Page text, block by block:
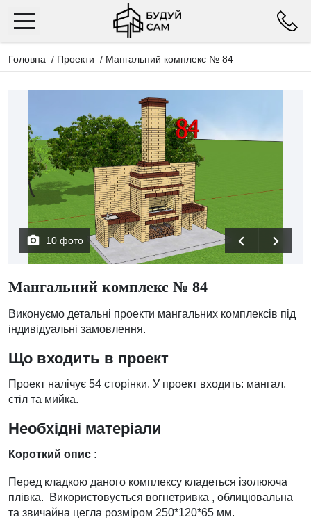
Головна / Проекти / Мангальний комплекс № 84
10 фото
Мангальний комплекс № 84
Виконуємо детальні проекти мангальних комплексів під
індивідуальні замовлення.
Що входить в проект
Проект налічує 54 сторінки. У проект входить: мангал,
стіл та мийка.
Необхідні матеріали
Короткий опис :
Перед кладкою даного комплексу кладеться ізолююча
плівка. Використовується вогнетривка , облицювальна
та звичайна цегла розміром 250*120*65 мм.